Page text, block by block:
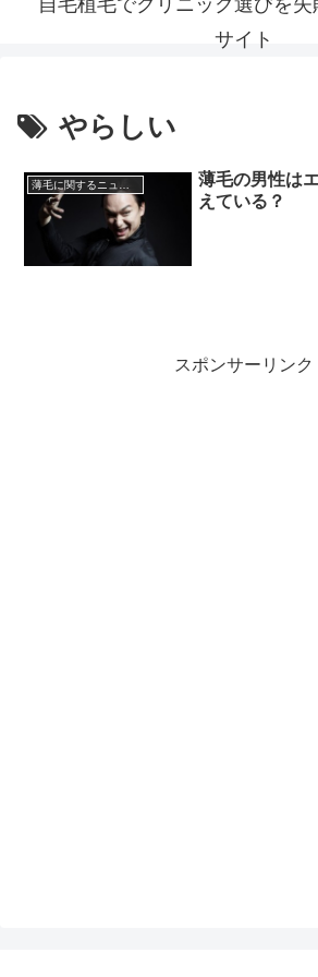
自毛植毛でクリニック選びを
サイト
やらしい
薄毛の男性は
えている？
スポンサーリンク